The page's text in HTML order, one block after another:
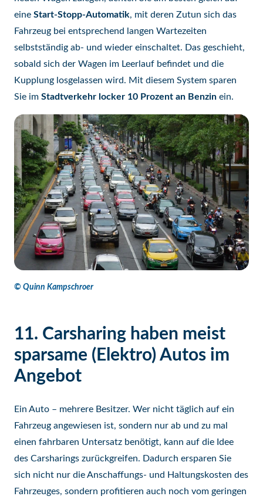
eine Start-Stopp-Automatik, mit deren Zutun sich das
Fahrzeug bei entsprechend langen Wartezeiten
selbstständig ab- und wieder einschaltet. Das geschieht,
sobald sich der Wagen im Leerlauf befindet und die
Kupplung losgelassen wird. Mit diesem System sparen
Sie im Stadtverkehr locker 10 Prozent an Benzin ein.
© Quinn Kampschroer
11. Carsharing haben meist
sparsame (Elektro) Autos im
Angebot
Ein Auto – mehrere Besitzer. Wer nicht täglich auf ein
Fahrzeug angewiesen ist, sondern nur ab und zu mal
einen fahrbaren Untersatz benötigt, kann auf die Idee
des Carsharings zurückgreifen. Dadurch ersparen Sie
sich nicht nur die Anschaffungs- und Haltungskosten des
Fahrzeuges, sondern profitieren auch noch vom geringen